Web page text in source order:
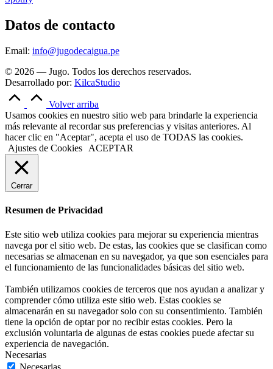
Datos de contacto
Email: info@jugodecaigua.pe
© 2026 — Jugo. Todos los derechos reservados.
Desarrollado por: KilcaStudio
Volver arriba
Usamos cookies en nuestro sitio web para brindarle la experiencia
más relevante al recordar sus preferencias y visitas anteriores. Al
hacer clic en "Aceptar", acepta el uso de TODAS las cookies.
Ajustes de Cookies
ACEPTAR
Cerrar
Resumen de Privacidad
Este sitio web utiliza cookies para mejorar su experiencia mientras
navega por el sitio web. De estas, las cookies que se clasifican como
necesarias se almacenan en su navegador, ya que son esenciales para
el funcionamiento de las funcionalidades básicas del sitio web.
También utilizamos cookies de terceros que nos ayudan a analizar y
comprender cómo utiliza este sitio web. Estas cookies se
almacenarán en su navegador solo con su consentimiento. También
tiene la opción de optar por no recibir estas cookies. Pero la
exclusión voluntaria de algunas de estas cookies puede afectar su
experiencia de navegación.
Necesarias
Necesarias